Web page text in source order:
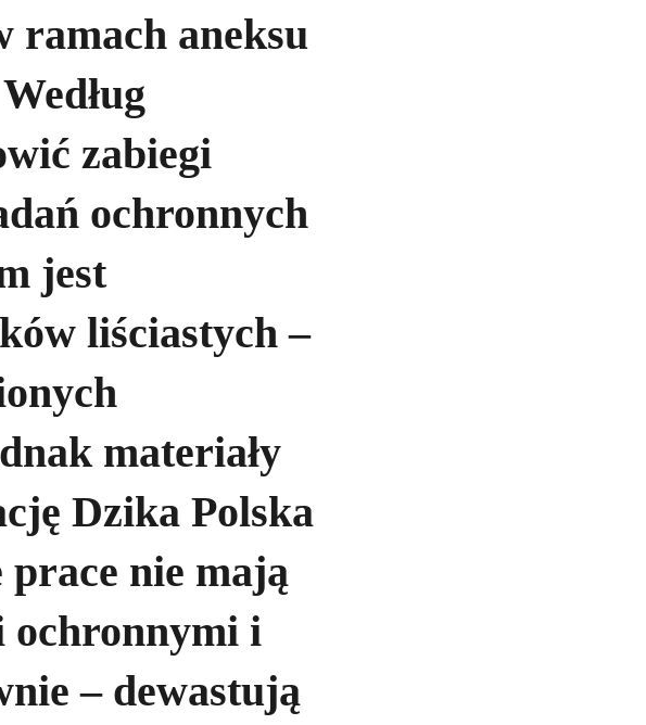
ramach aneksu
zabiegi
ochronnych
jest
liściastych –
materiały
Dzika Polska
prace nie mają
ochronnymi i
– dewastują